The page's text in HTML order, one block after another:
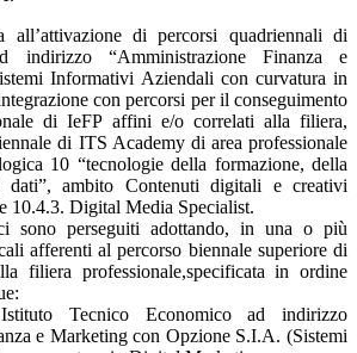
all’attivazione di percorsi quadriennali di
indirizzo “Amministrazione Finanza e
Informativi Aziendali con curvatura in
con percorsi per il conseguimento
di IeFP affini e/o correlati alla filiera,
di ITS Academy di area professionale
10 “tecnologie della formazione, della
dati”, ambito Contenuti digitali e creativi
10.4.3. Digital Media Specialist.
sono perseguiti adottando, in una o più
afferenti al percorso biennale superiore di
filiera professionale,specificata in ordine
Tecnico Economico ad indirizzo
e Marketing con Opzione S.I.A. (Sistemi